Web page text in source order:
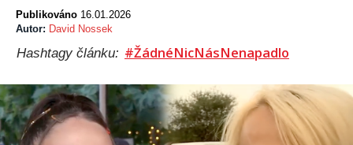
Publikováno 16.01.2026
Autor: David Nossek
Hashtagy článku: #ŽádnéNicNásNenapadlo